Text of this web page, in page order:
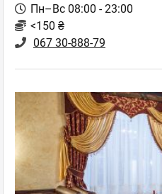
Пн–Вс 08:00 - 23:00
<150 ₴
067 30-888-79